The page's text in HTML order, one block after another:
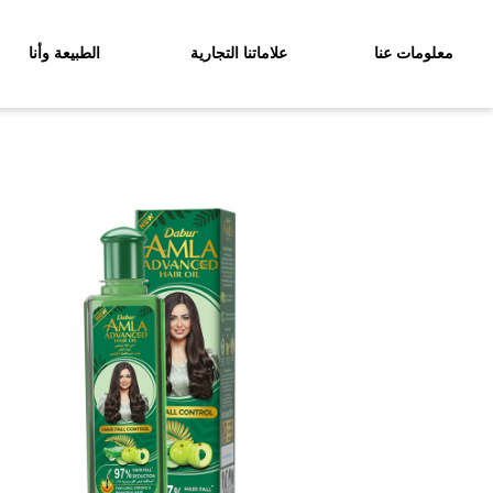
معلومات عنا علاماتنا التجارية الطبيعة وأنا